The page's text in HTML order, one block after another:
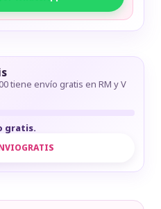
tiene envío gratis en RM y V
gratis.